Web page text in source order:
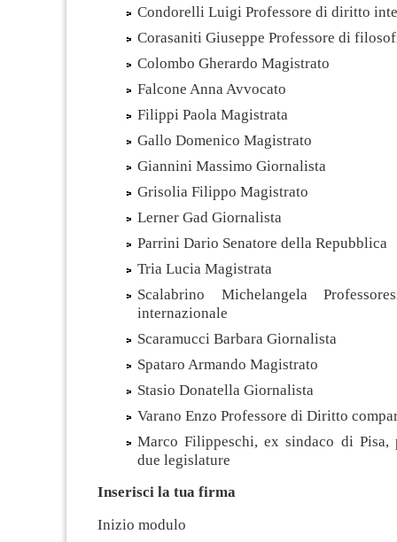
Condorelli Luigi Professore di diritto
Corasaniti Giuseppe Professore di
Colombo Gherardo Magistrato
Falcone Anna Avvocato
Filippi Paola Magistrata
Gallo Domenico Magistrato
Giannini Massimo Giornalista
Grisolia Filippo Magistrato
Lerner Gad Giornalista
Parrini Dario Senatore della Repubblica
Tria Lucia Magistrata
Scalabrino Michelangela
internazionale
Scaramucci Barbara Giornalista
Spataro Armando Magistrato
Stasio Donatella Giornalista
Varano Enzo Professore di Diritto
Marco Filippeschi, ex sindaco di Pisa,
due legislature
Inserisci la tua firma
Inizio modulo